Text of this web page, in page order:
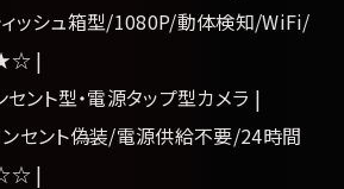
ッシュ箱型/1080P/動体検知/WiFi/
|
ント型・電源タップ型カメラ |
セント偽装/電源供給不要/24時間
|